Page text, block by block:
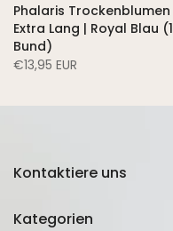
Phalaris Trockenblumen
Extra Lang | Royal Blau (1
Bund)
€13,95 EUR
Kontaktiere uns
Kategorien